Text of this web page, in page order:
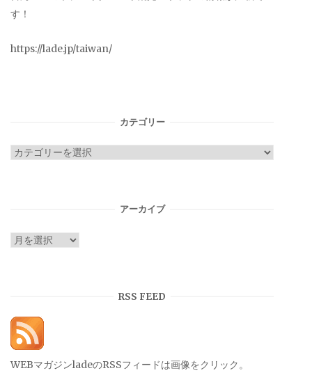
す！
https://lade.jp/taiwan/
カテゴリー
カ
アーカイブ
ア
RSS FEED
WEBマガジンladeのRSSフィードは画像をクリック。